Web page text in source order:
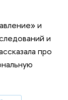
и
и
про